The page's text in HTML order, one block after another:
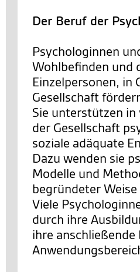
Der Beruf der
Psychologinnen
Wohlbefinden und
Einzelpersonen, in
Gesellschaft
Sie unterstützen in
der Gesellschaft
soziale adäquate
Dazu wenden sie
Modelle und
begründeter Weise
Viele
durch ihre
ihre